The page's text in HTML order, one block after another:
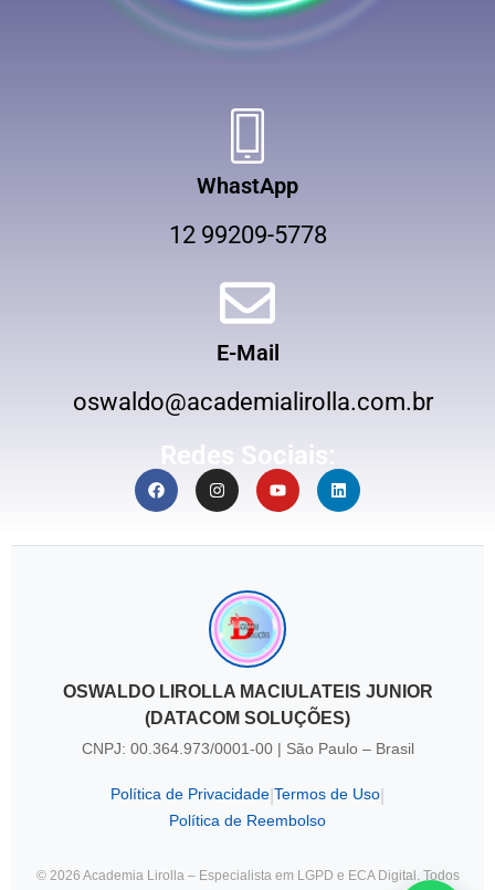
WhastApp
12 99209-5778
E-Mail
oswaldo@academialirolla.com.br
Redes Sociais:
OSWALDO LIROLLA MACIULATEIS JUNIOR
(DATACOM SOLUÇÕES)
CNPJ: 00.364.973/0001-00 | São Paulo – Brasil
Política de Privacidade Termos de Uso
Política de Reembolso
© 2026 Academia Lirolla – Especialista em LGPD e ECA Digital. Todos